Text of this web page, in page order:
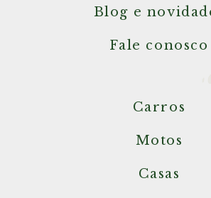
Blog e
Fale conosco
Carros
Motos
Casas